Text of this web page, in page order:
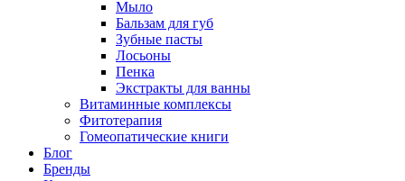
Мыло
Бальзам для губ
Зубные пасты
Лосьоны
Пенка
Экстракты для ванны
Витаминные комплексы
Фитотерапия
Гомеопатические книги
Блог
Бренды